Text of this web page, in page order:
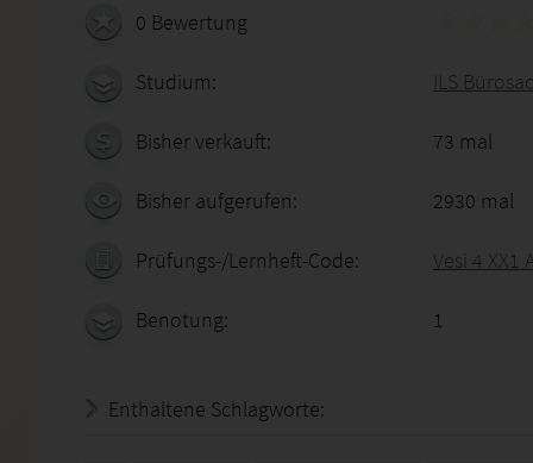
0 Bewertung
Studium: ILS
Bisher verkauft: 73 mal
Bisher aufgerufen: 2930 mal
Prüfungs-/Lernheft-Code: Vesi 4 XX1
Benotung: 1
Enthaltene Schlagworte: